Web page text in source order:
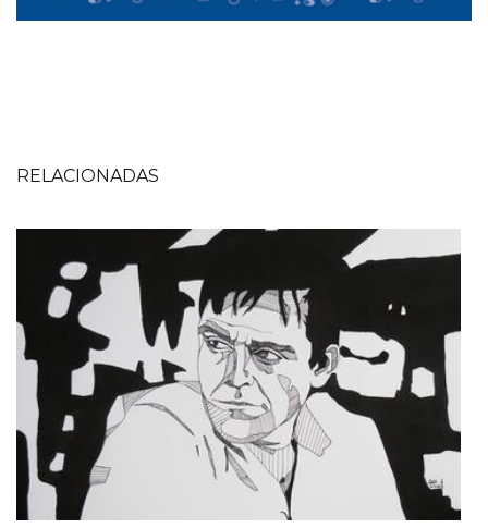
RELACIONADAS